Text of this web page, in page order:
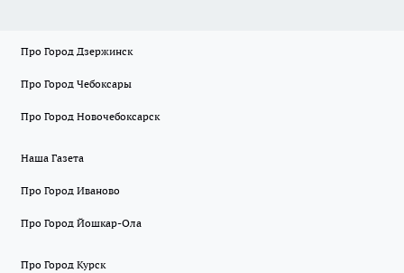
Про Город Дзержинск
Про Город Чебоксары
Про Город Новочебоксарск
Наша Газета
Про Город Иваново
Про Город Йошкар-Ола
Про Город Курск